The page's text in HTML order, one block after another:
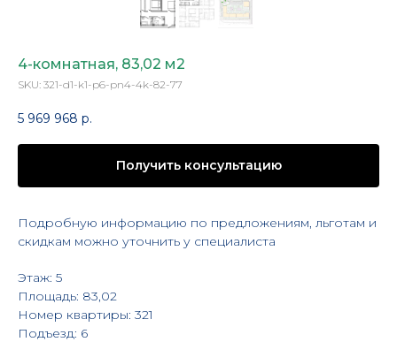
4-комнатная, 83,02 м2
SKU: 321-d1-k1-p6-pn4-4k-82-77
5 969 968 р.
Получить консультацию
Подробную информацию по предложениям, льготам и
скидкам можно уточнить у специалиста
Этаж: 5
Площадь: 83,02
Номер квартиры: 321
Подъезд: 6